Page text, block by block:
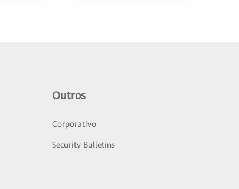
Outros
Corporativo
Security Bulletins